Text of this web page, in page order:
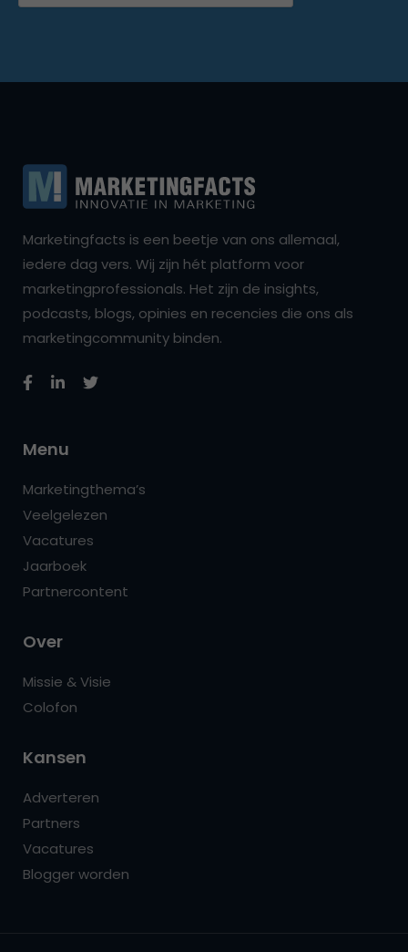
Marketingfacts is een beetje van ons allemaal,
iedere dag vers. Wij zijn hét platform voor
marketingprofessionals. Het zijn de insights,
podcasts, blogs, opinies en recencies die ons als
marketingcommunity binden.
Menu
Marketingthema’s
Veelgelezen
Vacatures
Jaarboek
Partnercontent
Over
Missie & Visie
Colofon
Kansen
Adverteren
Partners
Vacatures
Blogger worden